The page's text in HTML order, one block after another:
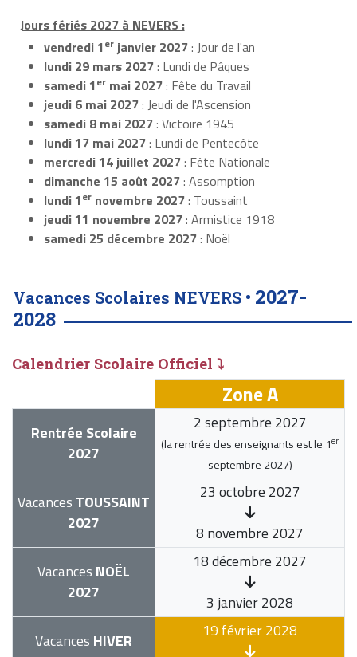
Jours fériés 2027 à NEVERS :
vendredi 1er janvier 2027: Jour de l'an
lundi 29 mars 2027: Lundi de Pâques
samedi 1er mai 2027: Fête du Travail
jeudi 6 mai 2027: Jeudi de l'Ascension
samedi 8 mai 2027: Victoire 1945
lundi 17 mai 2027: Lundi de Pentecôte
mercredi 14 juillet 2027: Fête Nationale
dimanche 15 août 2027: Assomption
lundi 1er novembre 2027: Toussaint
jeudi 11 novembre 2027: Armistice 1918
samedi 25 décembre 2027: Noël
Vacances Scolaires NEVERS • 2027-
2028
Calendrier Scolaire Officiel ⤵
Zone A
Rentrée Scolaire
2027
2 septembre 2027
(la rentrée des enseignants est le 1er
septembre 2027)
Vacances TOUSSAINT
2027
23 octobre 2027
8 novembre 2027
Vacances NOËL
2027
18 décembre 2027
3 janvier 2028
Vacances HIVER
19 février 2028